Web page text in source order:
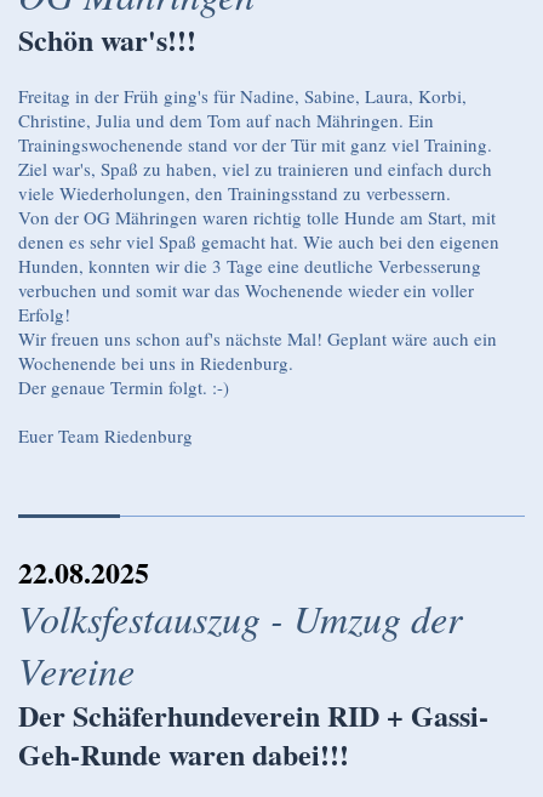
Schön war's!!!
Freitag in der Früh ging's für Nadine, Sabine, Laura, Korbi,
Christine, Julia und dem Tom auf nach Mähringen. Ein
Trainingswochenende stand vor der Tür mit ganz viel Training.
Ziel war's, Spaß zu haben, viel zu trainieren und einfach durch
viele Wiederholungen, den Trainingsstand zu verbessern.
Von der OG Mähringen waren richtig tolle Hunde am Start, mit
denen es sehr viel Spaß gemacht hat. Wie auch bei den eigenen
Hunden, konnten wir die 3 Tage eine deutliche Verbesserung
verbuchen und somit war das Wochenende wieder ein voller
Erfolg!
Wir freuen uns schon auf's nächste Mal! Geplant wäre auch ein
Wochenende bei uns in Riedenburg.
Der genaue Termin folgt. :-)
Euer Team Riedenburg
22.08.2025
Volksfestauszug - Umzug der
Vereine
Der Schäferhundeverein RID + Gassi-
Geh-Runde waren dabei!!!